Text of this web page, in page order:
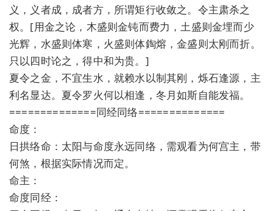
义，义者成，成者方，所谓矩行收敛之。令主肃杀之
权。[用金之论，木盛则金钝而费力，土盛则金埋而少
光辉，水盛则体寒，火盛则体鋾熔，金盛则太刚而折。
只以四时论之，得中和为贵。]
夏令之金，不宜生水，就赖水以制其刚，烁石逢源，主
利名显达。夏令罗火何以相逢，冬月如斯自能发福。
==============同经同络==============
命度：
日拱络命：太阳与命度永远同络，需观看为何宫主，带
何煞，根据实际情况而定。
命主：
命度同经：